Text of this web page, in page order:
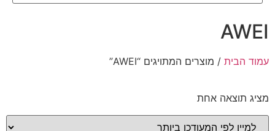
AWEI
עמוד הבית / מוצרים המתויגים “AWEI”
מציג תוצאה אחת